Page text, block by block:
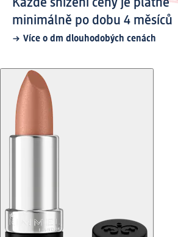
Každé snížení ceny je platné
minimálně po dobu 4 měsíců
Více o dm dlouhodobých cenách